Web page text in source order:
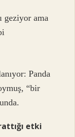
geziyor ama
Panda
“bir
etki